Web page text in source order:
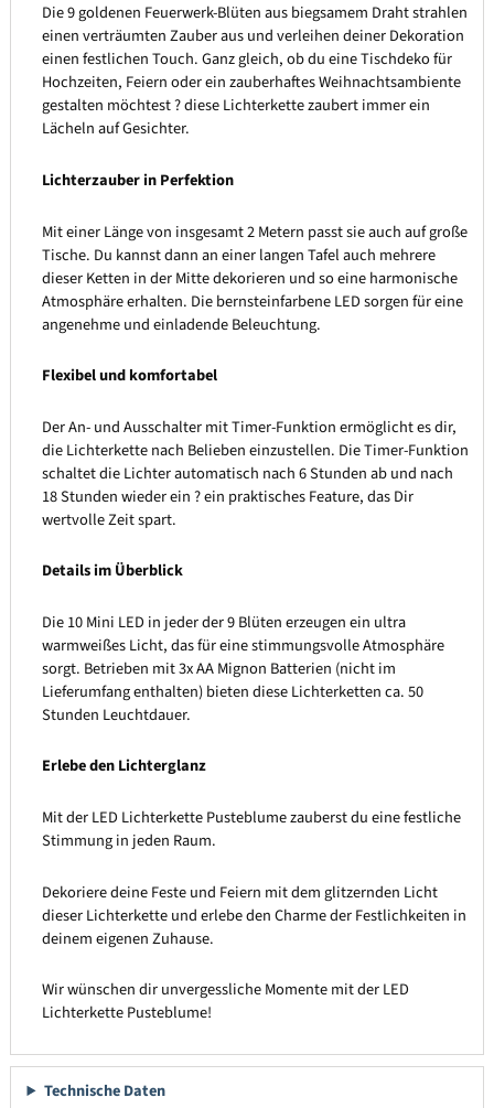
Die 9 goldenen Feuerwerk-Blüten aus biegsamem Draht strahlen
einen verträumten Zauber aus und verleihen deiner Dekoration
einen festlichen Touch. Ganz gleich, ob du eine Tischdeko für
Hochzeiten, Feiern oder ein zauberhaftes Weihnachtsambiente
gestalten möchtest ? diese Lichterkette zaubert immer ein
Lächeln auf Gesichter.
Lichterzauber in Perfektion
Mit einer Länge von insgesamt 2 Metern passt sie auch auf große
Tische. Du kannst dann an einer langen Tafel auch mehrere
dieser Ketten in der Mitte dekorieren und so eine harmonische
Atmosphäre erhalten. Die bernsteinfarbene LED sorgen für eine
angenehme und einladende Beleuchtung.
Flexibel und komfortabel
Der An- und Ausschalter mit Timer-Funktion ermöglicht es dir,
die Lichterkette nach Belieben einzustellen. Die Timer-Funktion
schaltet die Lichter automatisch nach 6 Stunden ab und nach
18 Stunden wieder ein ? ein praktisches Feature, das Dir
wertvolle Zeit spart.
Details im Überblick
Die 10 Mini LED in jeder der 9 Blüten erzeugen ein ultra
warmweißes Licht, das für eine stimmungsvolle Atmosphäre
sorgt. Betrieben mit 3x AA Mignon Batterien (nicht im
Lieferumfang enthalten) bieten diese Lichterketten ca. 50
Stunden Leuchtdauer.
Erlebe den Lichterglanz
Mit der LED Lichterkette Pusteblume zauberst du eine festliche
Stimmung in jeden Raum.
Dekoriere deine Feste und Feiern mit dem glitzernden Licht
dieser Lichterkette und erlebe den Charme der Festlichkeiten in
deinem eigenen Zuhause.
Wir wünschen dir unvergessliche Momente mit der LED
Lichterkette Pusteblume!
Technische Daten